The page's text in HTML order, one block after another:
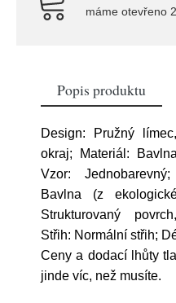
máme otevřeno
Popis produktu
Design: Pružný
okraj; Materiál:
Vzor:
Bavlna (z
Strukturovaný
Střih: Normální střih;
Ceny a dodací lhůty
jinde víc, než musíte.